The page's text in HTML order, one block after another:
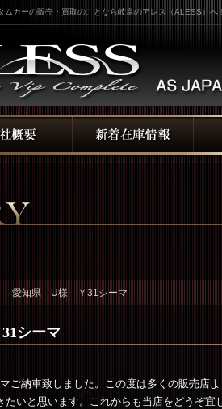
ムカーの販売・買取のことなら岐阜のアレス（ALESS）へ
愛知県 U様 Ｙ31シーマ
シーマ
納車致しました。この度は多くの販売店よ
たいと思います。これからも当店をどうぞ